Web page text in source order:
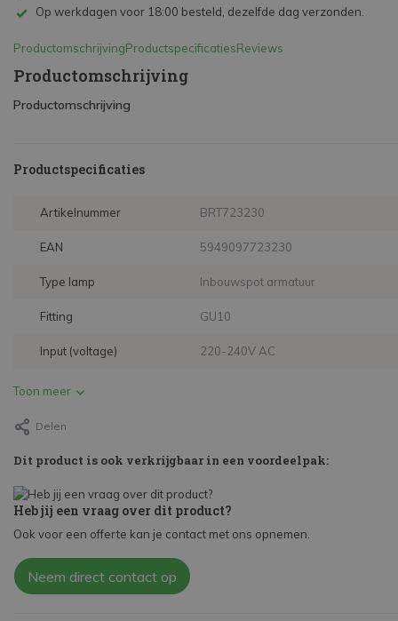
Op werkdagen voor 18:00 besteld, dezelfde dag verzonden.
ProductomschrijvingProductspecificatiesReviews
Productomschrijving
Productomschrijving
Productspecificaties
Artikelnummer BRT723230
EAN 5949097723230
Type lamp Inbouwspot armatuur
Fitting GU10
Input (voltage) 220-240V AC
Toon meer
Delen
Dit product is ook verkrijgbaar in een voordeelpak:
Heb jij een vraag over dit product?
Ook voor een offerte kan je contact met ons opnemen.
Neem direct contact op